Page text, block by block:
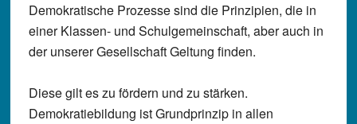
Demokratische Prozesse sind die Prinzipien, die in
einer Klassen- und Schulgemeinschaft, aber auch in
der unserer Gesellschaft Geltung finden.
Diese gilt es zu fördern und zu stärken.
Demokratiebildung ist Grundprinzip in allen